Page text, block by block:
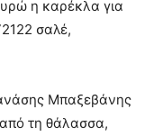
η καρέκλα για
σαλέ,
Μπαξεβάνης
τη θάλασσα,